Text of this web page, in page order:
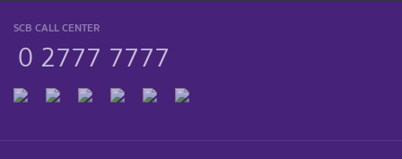
SCB CALL CENTER
0 2777 7777